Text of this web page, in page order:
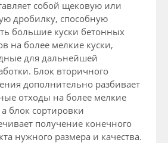
собой щековую или
дробилку, способную
большие куски бетонных
на более мелкие куски,
для дальнейшей
Блок вторичного
дополнительно разбивает
отходы на более мелкие
а блок сортировки
получение конечного
нужного размера и качества.